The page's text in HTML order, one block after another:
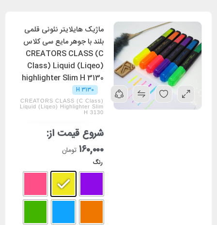
ماژیک هایلایتر نئونی قلمی
بلند با جوهر مایع سی کلاس
CREATORS CLASS (C
Class) Liquid (Liqeo)
highlighter Slim H 3130
H 3130
CREATORS CLASS (C Class)
Liquid (Liqeo) Highlighter Slim
H 3130
شروع قیمت از:
۱۶۰,۰۰۰ تومان
رنگ